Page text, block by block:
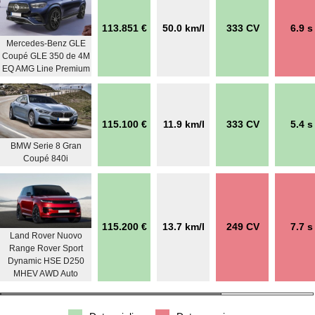
Mercedes-Benz GLE
Coupé GLE 350 de 4M
EQ AMG Line Premium
113.851 € 50.0 km/l 333 CV 6.9 s
BMW Serie 8 Gran
Coupé 840i
115.100 € 11.9 km/l 333 CV 5.4 s
Land Rover Nuovo
Range Rover Sport
Dynamic HSE D250
MHEV AWD Auto
115.200 € 13.7 km/l 249 CV 7.7 s